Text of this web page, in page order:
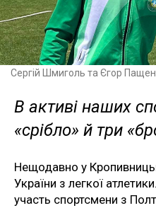
Сергій Шмиголь та Єгор
В активі наших
«срібло» й три
Нещодавно у
України з легкої
участь спортсмени з